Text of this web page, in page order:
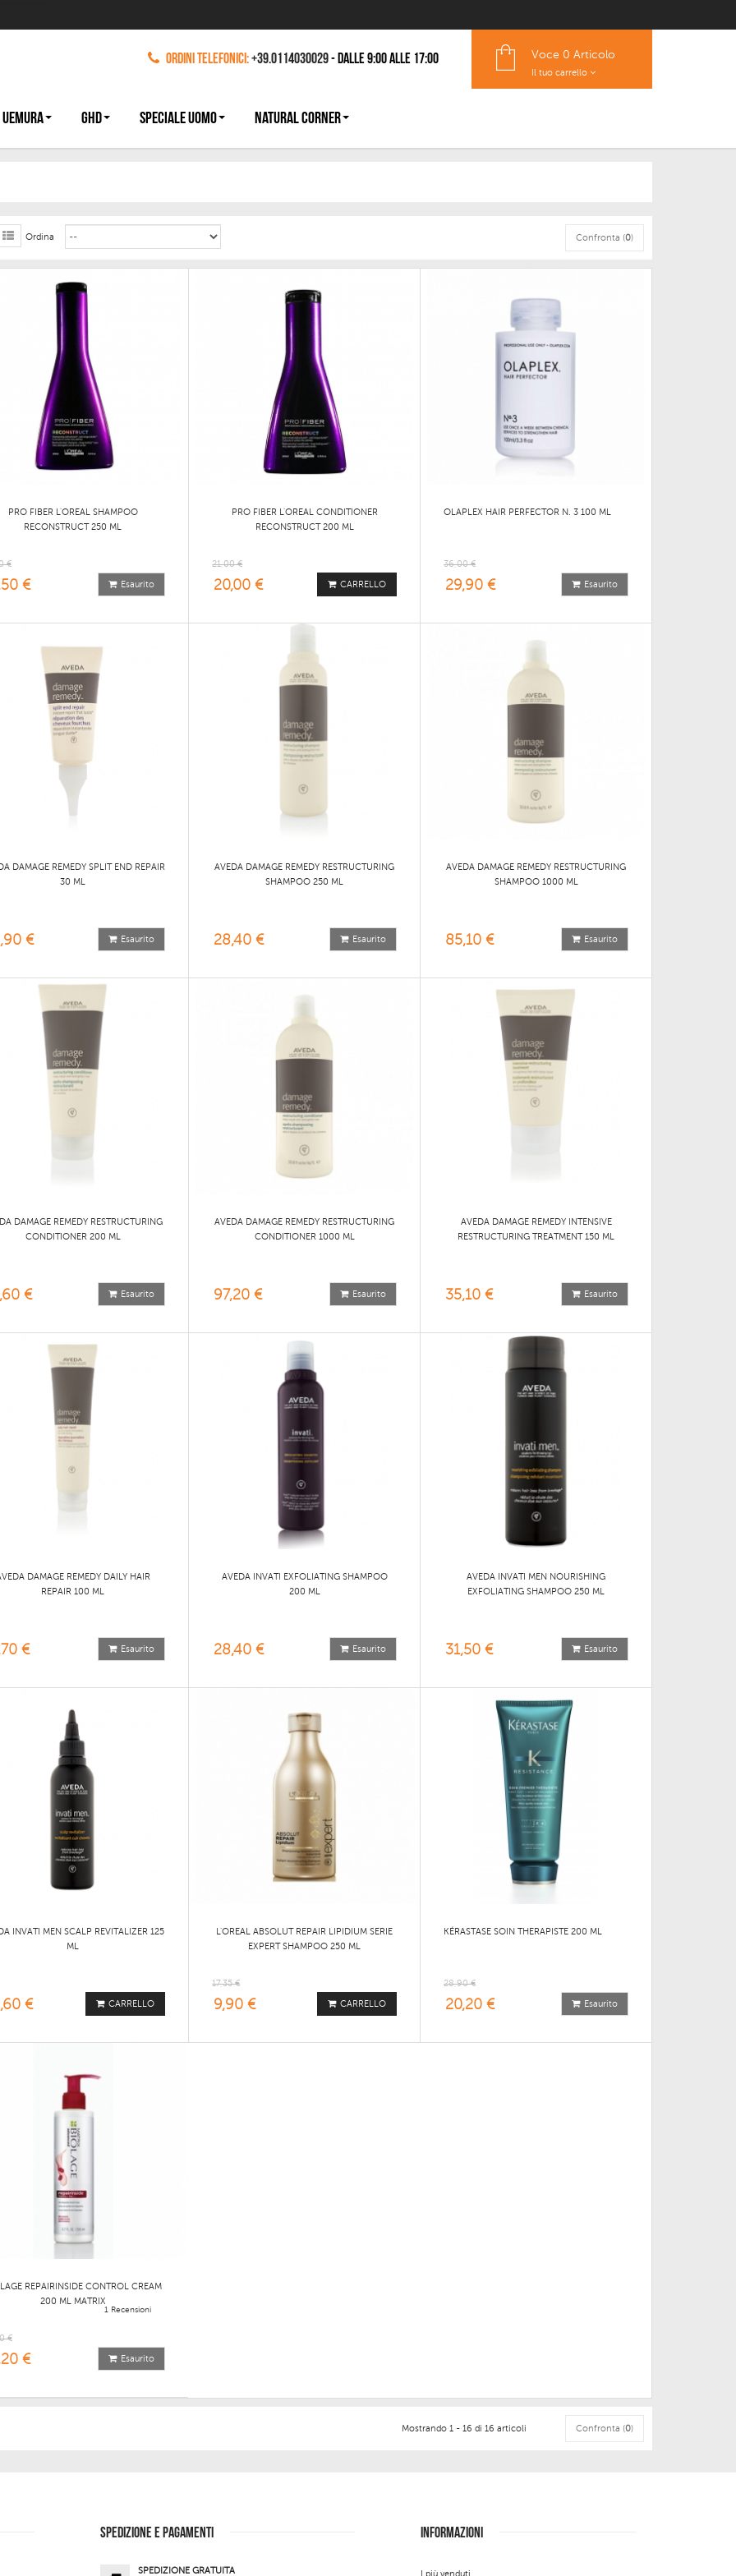
Ordini Telefonici:+39.0114030029- dalle 9:00 alle 17:00 Voce 0 Articolo
Il tuo carrello
GHD SPECIALE UOMO NATURAL CORNER
Ordina Confronta (0)
PRO FIBER L'OREAL SHAMPOO
RECONSTRUCT 250 ML
€
€ Esaurito
PRO FIBER L'OREAL CONDITIONER
RECONSTRUCT 200 ML
21,00 €
20,00 € CARRELLO
OLAPLEX HAIR PERFECTOR N. 3 100 ML
36,00 €
29,90 € Esaurito
DAMAGE REMEDY SPLIT END REPAIR
30 ML
€ Esaurito
AVEDA DAMAGE REMEDY RESTRUCTURING
SHAMPOO 250 ML
28,40 € Esaurito
AVEDA DAMAGE REMEDY RESTRUCTURING
SHAMPOO 1000 ML
85,10 € Esaurito
DAMAGE REMEDY RESTRUCTURING
CONDITIONER 200 ML
€ Esaurito
AVEDA DAMAGE REMEDY RESTRUCTURING
CONDITIONER 1000 ML
97,20 € Esaurito
AVEDA DAMAGE REMEDY INTENSIVE
RESTRUCTURING TREATMENT 150 ML
35,10 € Esaurito
DAMAGE REMEDY DAILY HAIR
REPAIR 100 ML
€ Esaurito
AVEDA INVATI EXFOLIATING SHAMPOO
200 ML
28,40 € Esaurito
AVEDA INVATI MEN NOURISHING
EXFOLIATING SHAMPOO 250 ML
31,50 € Esaurito
INVATI MEN SCALP REVITALIZER 125
ML
€ CARRELLO
L'OREAL ABSOLUT REPAIR LIPIDIUM SERIE
EXPERT SHAMPOO 250 ML
17,35 €
9,90 € CARRELLO
KÉRASTASE SOIN THERAPISTE 200 ML
28,90 €
20,20 € Esaurito
REPAIRINSIDE CONTROL CREAM
200 ML MATRIX
1 Recensioni
€
€ Esaurito
Mostrando 1 - 16 di 16 articoli Confronta (0)
SPEDIZIONE E PAGAMENTI
SPEDIZIONE GRATUITA
INFORMAZIONI